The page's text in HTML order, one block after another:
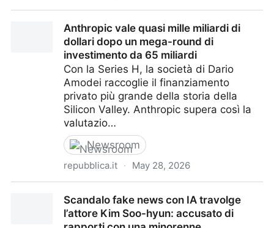
scatta l’allarme costiAnthropic vale quasi mille miliardi di
dollari dopo un mega-round di
investimento da 65 miliardi
Con la Series H, la società di Dario
Amodei raccoglie il finanziamento
privato più grande della storia della
Silicon Valley. Anthropic supera così la
valutazio…
Newsroom
repubblica.it · May 28, 2026
mega-round di investimento da 65 miliardi
Scandalo fake news con IA travolge
l’attore Kim Soo-hyun: accusato di